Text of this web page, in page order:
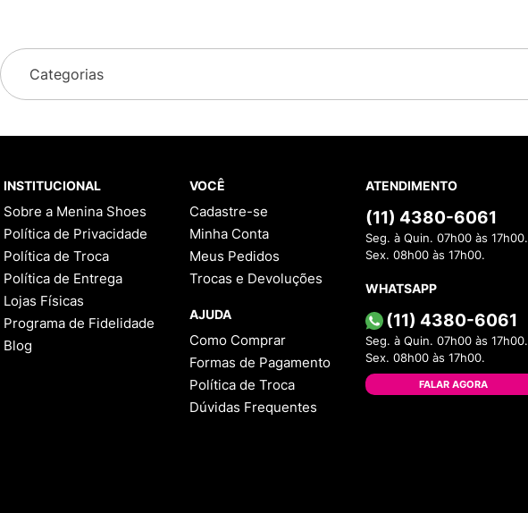
Categorias
INSTITUCIONAL
Sobre a Menina Shoes
Política de Privacidade
Política de Troca
Política de Entrega
Lojas Físicas
Programa de Fidelidade
Blog
VOCÊ
Cadastre-se
Minha Conta
Meus Pedidos
Trocas e Devoluções
AJUDA
Como Comprar
Formas de Pagamento
Política de Troca
Dúvidas Frequentes
ATENDIMENTO
(11) 4380-6061
Seg. à Quin. 07h00 às 17h00.
Sex. 08h00 às 17h00.
WHATSAPP
(11) 4380-6061
Seg. à Quin. 07h00 às 17h00.
Sex. 08h00 às 17h00.
FALAR AGORA